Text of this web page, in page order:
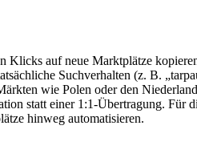
Klicks auf neue Marktplätze
Suchverhalten (z. B.
wie Polen oder den
statt einer 1:1-Übertragung. Für
hinweg automatisieren.